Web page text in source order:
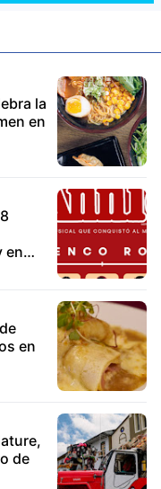
la
en
en
en
de